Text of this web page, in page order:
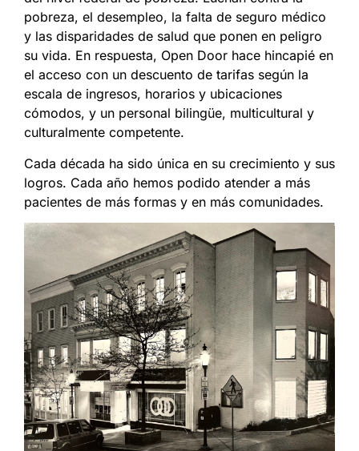
pobreza, el desempleo, la falta de seguro médico
y las disparidades de salud que ponen en peligro
su vida. En respuesta, Open Door hace hincapié en
el acceso con un descuento de tarifas según la
escala de ingresos, horarios y ubicaciones
cómodos, y un personal bilingüe, multicultural y
culturalmente competente.
Cada década ha sido única en su crecimiento y sus
logros. Cada año hemos podido atender a más
pacientes de más formas y en más comunidades.